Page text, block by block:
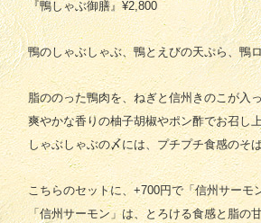
『鴨しゃぶ御膳』¥2,800
鴨のしゃぶしゃぶ、鴨とえびの天ぷら、鴨
脂ののった鴨肉を、ねぎと信州きのこが入
爽やかな香りの柚子胡椒やポン酢でお召し
しゃぶしゃぶの〆には、プチプチ食感のそ
こちらのセットに、+700円で「信州サーモ
「信州サーモン」は、とろける食感と脂の